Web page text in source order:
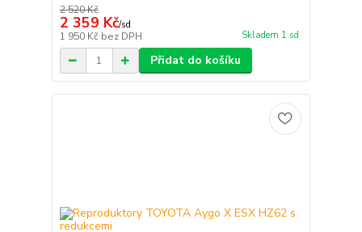
2 520 Kč
2 359 Kč/sd
1 950 Kč bez DPH Skladem 1 sd
Přidat do košíku